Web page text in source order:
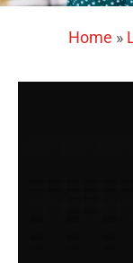
Home »